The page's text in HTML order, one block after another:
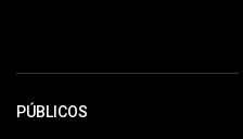
PÚBLICOS